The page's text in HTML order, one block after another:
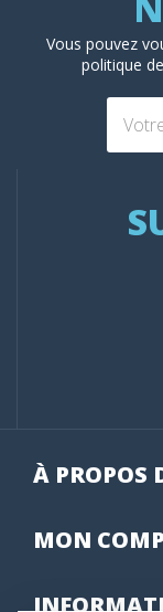
Vous pouvez
politique
À PROPOS
MON